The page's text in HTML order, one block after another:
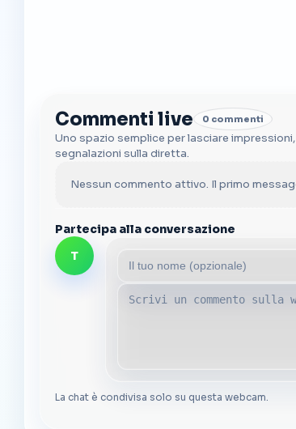
Commenti live 0 commenti
Uno spazio semplice per lasciare
segnalazioni sulla diretta.
Nessun commento attivo. Il primo
Partecipa alla conversazione
T
La chat è condivisa solo su questa webcam.